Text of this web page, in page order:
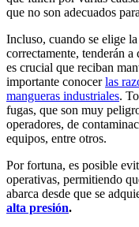
que no son adecuados
Incluso, cuando se elige
correctamente, tenderán
es crucial que reciban
importante conocerlas
mangueras industriales.
fugas, que son muy
operadores, de
equipos, entre otros.
Por fortuna, es posible
operativas, permitiendo
abarca desde que se
alta presión.